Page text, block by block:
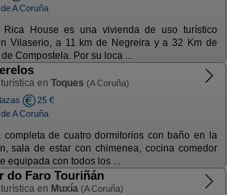
A Coruña
Rica House es una vivienda de uso turístico
Vilaserio, a 11 km de Negreira y a 32 Km de
Compostela. Por su loca ...
en Toques (A Coruña)
25 €
A Coruña
completa de cuatro dormitorios con baño en la
sala de estar con chimenea, cocina comedor
equipada con todos los ...
do Faro Touriñán
en Muxía (A Coruña)